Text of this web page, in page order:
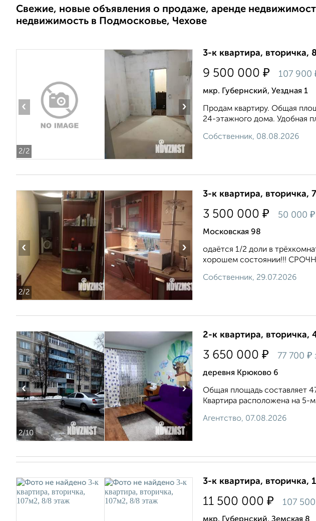
Свежие, новые объявления о продаже, аренде
недвижимость в Подмосковье, Чехове
2/2
‹ ›
3-к квартира, вторичка,
9 500 000 ₽ 107 900
мкр. Губернский, Уездная 1
Продам квартиру. Общая
24-этажного дома. Удобная
Собственник, 08.08.2026
2/2
‹ ›
3-к квартира, вторичка,
3 500 000 ₽ 50 000 ₽
Московская 98
одаётся 1/2 доли в
хорошем состоянии!!!
Собственник, 29.07.2026
2/10
‹ ›
2-к квартира, вторичка,
3 650 000 ₽ 77 700 ₽
деревня Крюково 6
Общая площадь составляет
Квартира расположена на 5-
Агентство, 07.08.2026
3-к квартира, вторичка,
11 500 000 ₽ 107 500